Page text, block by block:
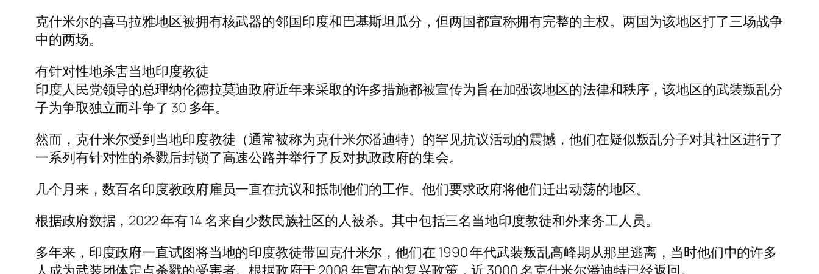
克什米尔的喜马拉雅地区被拥有核武器的邻国印度和巴基斯坦瓜分，但两国都宣称拥有完整的主权。两国为该地区打了三场战争
中的两场。
有针对性地杀害当地印度教徒
印度人民党领导的总理纳伦德拉莫迪政府近年来采取的许多措施都被宣传为旨在加强该地区的法律和秩序，该地区的武装叛乱分
子为争取独立而斗争了 30 多年。
然而，克什米尔受到当地印度教徒（通常被称为克什米尔潘迪特）的罕见抗议活动的震撼，他们在疑似叛乱分子对其社区进行了
一系列有针对性的杀戮后封锁了高速公路并举行了反对执政政府的集会。
几个月来，数百名印度教政府雇员一直在抗议和抵制他们的工作。他们要求政府将他们迁出动荡的地区。
根据政府数据，2022 年有 14 名来自少数民族社区的人被杀。其中包括三名当地印度教徒和外来务工人员。
多年来，印度政府一直试图将当地的印度教徒带回克什米尔，他们在 1990 年代武装叛乱高峰期从那里逃离，当时他们中的许多